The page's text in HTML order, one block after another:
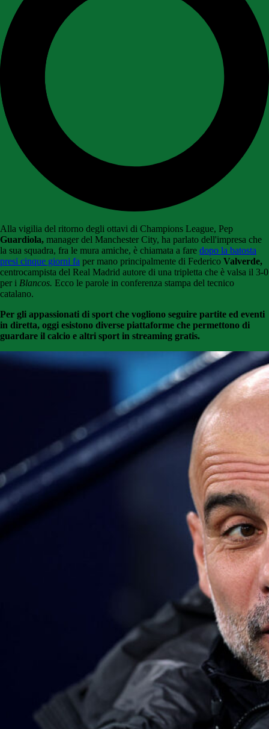
Alla vigilia del ritorno degli ottavi di Champions League, Pep
Guardiola, manager del Manchester City, ha parlato dell'impresa che
la sua squadra, fra le mura amiche, è chiamata a fare dopo la batosta
presi cinque giorni fa per mano principalmente di Federico Valverde,
centrocampista del Real Madrid autore di una tripletta che è valsa il 3-0
per i Blancos. Ecco le parole in conferenza stampa del tecnico
catalano.
Per gli appassionati di sport che vogliono seguire partite ed eventi
in diretta, oggi esistono diverse piattaforme che permettono di
guardare il calcio e altri sport in streaming gratis.